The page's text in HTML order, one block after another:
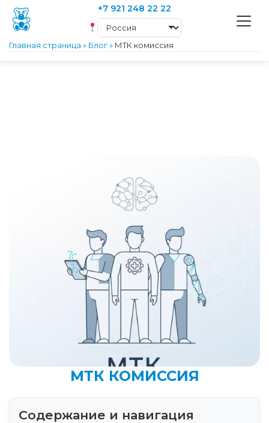
+7 921 248 22 22
Главная страница » Блог» МТК комиссия
МТК КОМИССИЯ
Содержание и навигация